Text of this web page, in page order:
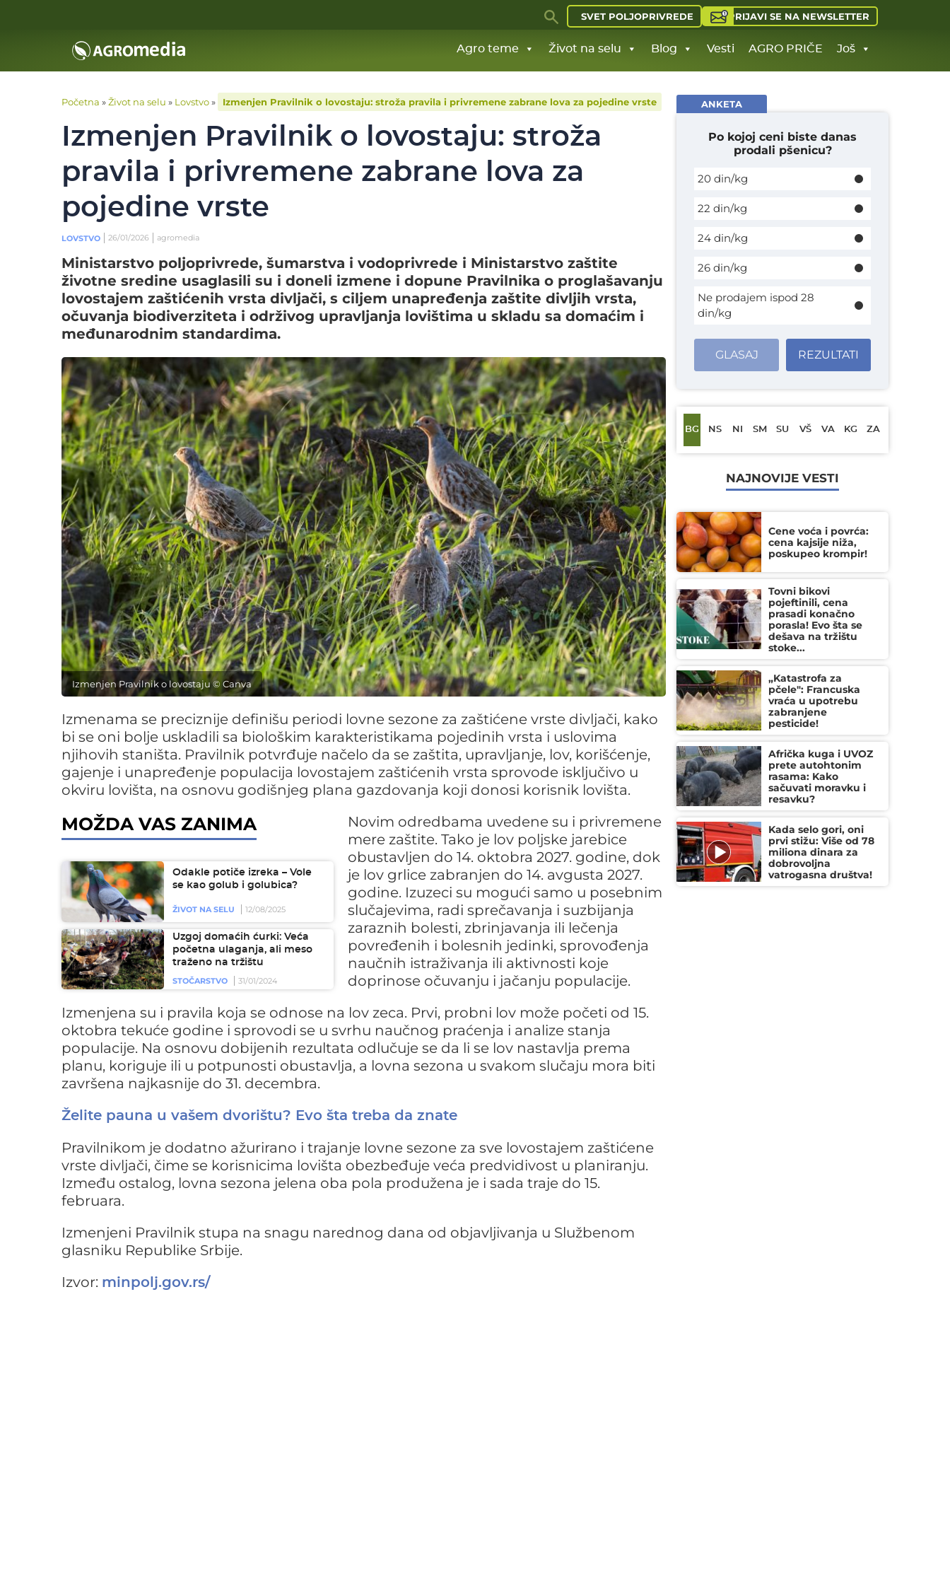
SVET POLJOPRIVREDE PRIJAVI SE NA NEWSLETTER
Agro teme Život na selu Blog Vesti AGRO PRIČE Još
Početna »Život na selu » Lovstvo» Izmenjen Pravilnik o lovostaju: stroža pravila i privremene zabrane lova za pojedine vrste
Izmenjen Pravilnik o lovostaju: stroža
pravila i privremene zabrane lova za
pojedine vrste
LOVSTVO 26/01/2026 agromedia
Ministarstvo poljoprivrede, šumarstva i vodoprivrede i Ministarstvo zaštite
životne sredine usaglasili su i doneli izmene i dopune Pravilnika o proglašavanju
lovostajem zaštićenih vrsta divljači, s ciljem unapređenja zaštite divljih vrsta,
očuvanja biodiverziteta i održivog upravljanja lovištima u skladu sa domaćim i
međunarodnim standardima.
Izmenjen Pravilnik o lovostaju © Canva
Izmenama se preciznije definišu periodi lovne sezone za zaštićene vrste divljači, kako
bi se oni bolje uskladili sa biološkim karakteristikama pojedinih vrsta i uslovima
njihovih staništa. Pravilnik potvrđuje načelo da se zaštita, upravljanje, lov, korišćenje,
gajenje i unapređenje populacija lovostajem zaštićenih vrsta sprovode isključivo u
okviru lovišta, na osnovu godišnjeg plana gazdovanja koji donosi korisnik lovišta.
MOŽDA VAS ZANIMA
Odakle potiče izreka – Vole
se kao golub i golubica?
ŽIVOT NA SELU 12/08/2025
Uzgoj domaćih ćurki: Veća
početna ulaganja, ali meso
traženo na tržištu
STOČARSTVO
31/01/2024
Novim odredbama uvedene su i privremene
mere zaštite. Tako je lov poljske jarebice
obustavljen do 14. oktobra 2027. godine, dok
je lov grlice zabranjen do 14. avgusta 2027.
godine. Izuzeci su mogući samo u posebnim
slučajevima, radi sprečavanja i suzbijanja
zaraznih bolesti, zbrinjavanja ili lečenja
povređenih i bolesnih jedinki, sprovođenja
naučnih istraživanja ili aktivnosti koje
doprinose očuvanju i jačanju populacije.
Izmenjena su i pravila koja se odnose na lov zeca. Prvi, probni lov može početi od 15.
oktobra tekuće godine i sprovodi se u svrhu naučnog praćenja i analize stanja
populacije. Na osnovu dobijenih rezultata odlučuje se da li se lov nastavlja prema
planu, koriguje ili u potpunosti obustavlja, a lovna sezona u svakom slučaju mora biti
završena najkasnije do 31. decembra.
Želite pauna u vašem dvorištu? Evo šta treba da znate
Pravilnikom je dodatno ažurirano i trajanje lovne sezone za sve lovostajem zaštićene
vrste divljači, čime se korisnicima lovišta obezbeđuje veća predvidivost u planiranju.
Između ostalog, lovna sezona jelena oba pola produžena je i sada traje do 15.
februara.
Izmenjeni Pravilnik stupa na snagu narednog dana od objavljivanja u Službenom
glasniku Republike Srbije.
Izvor: minpolj.gov.rs/
ANKETA
Po kojoj ceni biste danas
prodali pšenicu?
20 din/kg
22 din/kg
24 din/kg
26 din/kg
Ne prodajem ispod 28
din/kg
GLASAJ REZULTATI
BG NS NI SM SU VŠ VA KG ZA
NAJNOVIJE VESTI
Cene voća i povrća:
cena kajsije niža,
poskupeo krompir!
Tovni bikovi
pojeftinili, cena
prasadi konačno
porasla! Evo šta se
dešava na tržištu
stoke...
„Katastrofa za
pčele": Francuska
vraća u upotrebu
zabranjene
pesticide!
Afrička kuga i UVOZ
prete autohtonim
rasama: Kako
sačuvati moravku i
resavku?
Kada selo gori, oni
prvi stižu: Više od 78
miliona dinara za
dobrovoljna
vatrogasna društva!